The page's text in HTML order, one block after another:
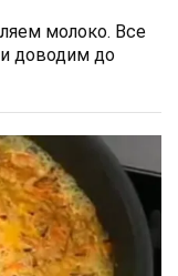
молоко. Все
доводим до